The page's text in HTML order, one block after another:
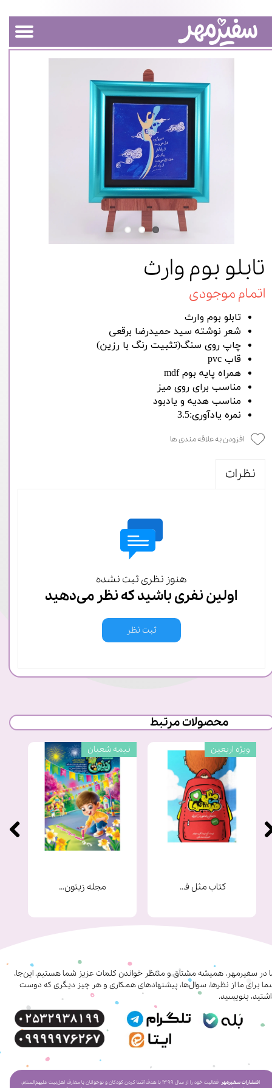
تابلو بوم وارث
اتمام موجودی
تابلو بوم وارث
شعر نوشته سید حمیدرضا برقعی
چاپ روی سنگ(تثبیت رنگ با رزین)
قاب pvc
همراه پایه بوم mdf
مناسب برای روی میز
مناسب هدیه و یادبود
نمره یادآوری:3.5
افزودن به علاقه مندی ها
نظرات
هنوز نظری ثبت نشده
اولین نفری باشید که نظر می‌دهید
ثبت نظر
محصولات مرتبط
مجله زیتون شماره 9
نیمه شعبان
کتاب مثل فرشته ها
ویژه اربعین
در سفیرمهر، همیشه مشتاق و منتظر خواندن کلمات عزیز شما هستیم. این‌جا،
برای ما از نظرها، سوال‌ها، پیشنهادهای همکاری‌ و هر چیز دیگری که دوست
بنویسید.
انتشارات سفیرمهر
فعالیت خود را از سال ۱۳۹۹ با هدف آشنا کردن کودکان و نوجوانان با معارف اهل‌بیت علیهم‌السلام،